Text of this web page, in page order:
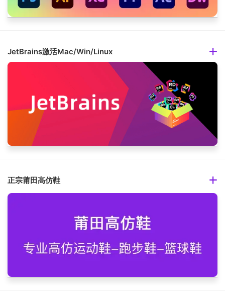
JetBrains激活Mac/Win/Linux
正宗莆田高仿鞋